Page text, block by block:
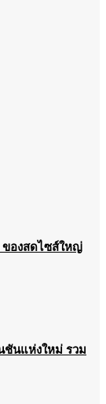
ของสดไซส์ใหญ่
ชันแห่งใหม่ รวม